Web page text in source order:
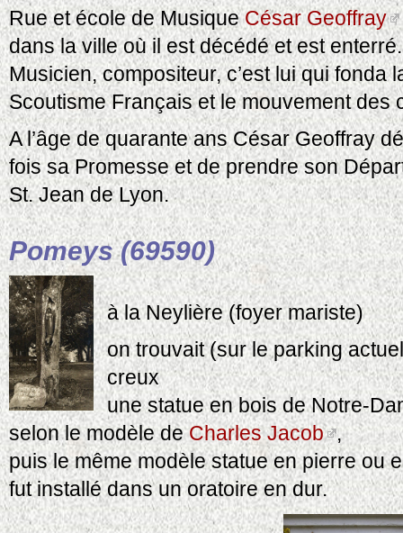
Rue et école de MusiqueCésar Geoffray
dans la ville où il est décédé et est enterré.
Musicien, compositeur, c’est lui qui fonda
Scoutisme Français et le mouvement
A l’âge de quarante ans César Geoffray
fois sa Promesse et de prendre son
St. Jean de Lyon.
Pomeys (69590)
à la Neylière (foyer mariste)
on trouvait (sur le parking
creux
une statue en bois de Notre-
selon le modèle deCharles Jacob ,
puis le même modèle statue en pierre ou
fut installé dans un oratoire en dur.